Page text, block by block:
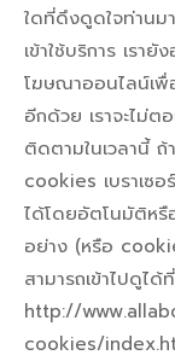
ใดที่ดึงดูดใจท่านม
เข้าใช้บริการ เรา
โฆษณาออนไลน์เ
อีกด้วย เราจะไม่
ติดตามในเวลานี้ ถ้
cookies เบราเซ
ได้โดยอัตโนมัติห
อย่าง (หรือ
สามารถเข้าไปดูได้ที่
http://
cookies/